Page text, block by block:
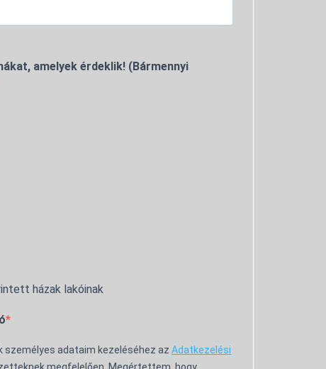
amelyek érdeklik! (Bármennyi
házak lakóinak
személyes adataim kezeléséhez az Adatkezelési